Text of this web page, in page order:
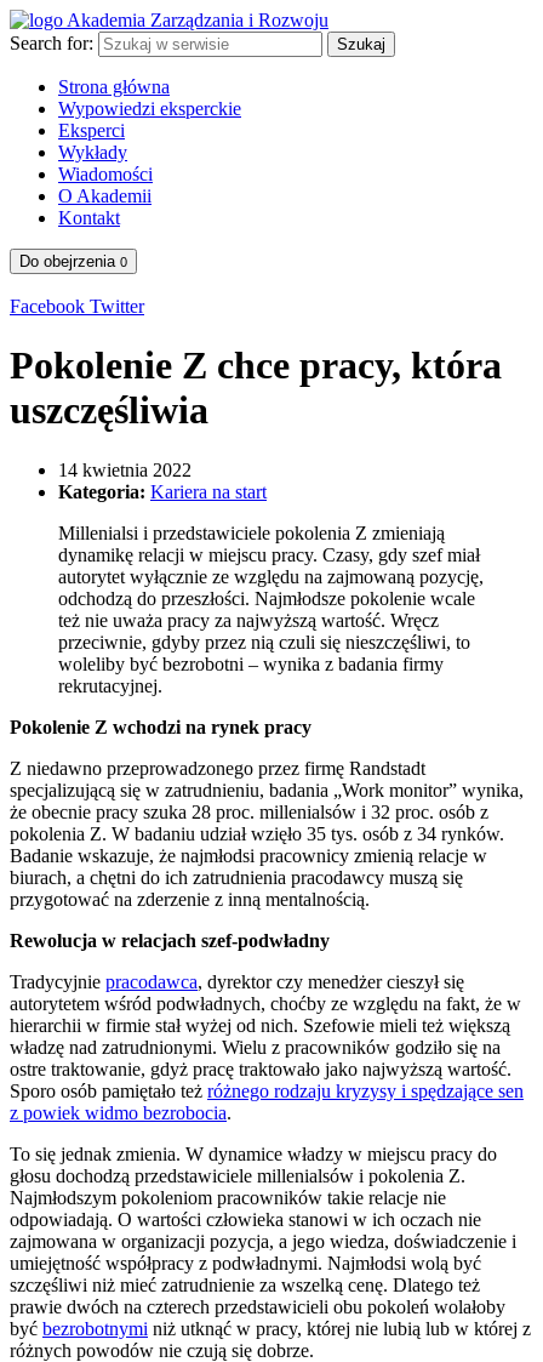
Search for: Szukaj
Strona główna
Wypowiedzi eksperckie
Eksperci
Wykłady
Wiadomości
O Akademii
Kontakt
Do obejrzenia 0
Facebook Twitter
Pokolenie Z chce pracy, która
uszczęśliwia
14 kwietnia 2022
Kategoria: Kariera na start
Millenialsi i przedstawiciele pokolenia Z zmieniają
dynamikę relacji w miejscu pracy. Czasy, gdy szef miał
autorytet wyłącznie ze względu na zajmowaną pozycję,
odchodzą do przeszłości. Najmłodsze pokolenie wcale
też nie uważa pracy za najwyższą wartość. Wręcz
przeciwnie, gdyby przez nią czuli się nieszczęśliwi, to
woleliby być bezrobotni – wynika z badania firmy
rekrutacyjnej.
Pokolenie Z wchodzi na rynek pracy
Z niedawno przeprowadzonego przez firmę Randstadt
specjalizującą się w zatrudnieniu, badania „Work monitor” wynika,
że obecnie pracy szuka 28 proc. millenialsów i 32 proc. osób z
pokolenia Z. W badaniu udział wzięło 35 tys. osób z 34 rynków.
Badanie wskazuje, że najmłodsi pracownicy zmienią relacje w
biurach, a chętni do ich zatrudnienia pracodawcy muszą się
przygotować na zderzenie z inną mentalnością.
Rewolucja w relacjach szef-podwładny
Tradycyjnie pracodawca, dyrektor czy menedżer cieszył się
autorytetem wśród podwładnych, choćby ze względu na fakt, że w
hierarchii w firmie stał wyżej od nich. Szefowie mieli też większą
władzę nad zatrudnionymi. Wielu z pracowników godziło się na
ostre traktowanie, gdyż pracę traktowało jako najwyższą wartość.
Sporo osób pamiętało też różnego rodzaju kryzysy i spędzające sen
z powiek widmo bezrobocia.
To się jednak zmienia. W dynamice władzy w miejscu pracy do
głosu dochodzą przedstawiciele millenialsów i pokolenia Z.
Najmłodszym pokoleniom pracowników takie relacje nie
odpowiadają. O wartości człowieka stanowi w ich oczach nie
zajmowana w organizacji pozycja, a jego wiedza, doświadczenie i
umiejętność współpracy z podwładnymi. Najmłodsi wolą być
szczęśliwi niż mieć zatrudnienie za wszelką cenę. Dlatego też
prawie dwóch na czterech przedstawicieli obu pokoleń wolałoby
być bezrobotnymi niż utknąć w pracy, której nie lubią lub w której z
różnych powodów nie czują się dobrze.